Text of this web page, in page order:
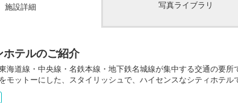
施設詳細 写真ライブラリ
テルのご紹介
海道線・中央線・名鉄本線・地下鉄名城線が集中する交通の要
モットーにした、スタイリッシュで、ハイセンスなシティホテル